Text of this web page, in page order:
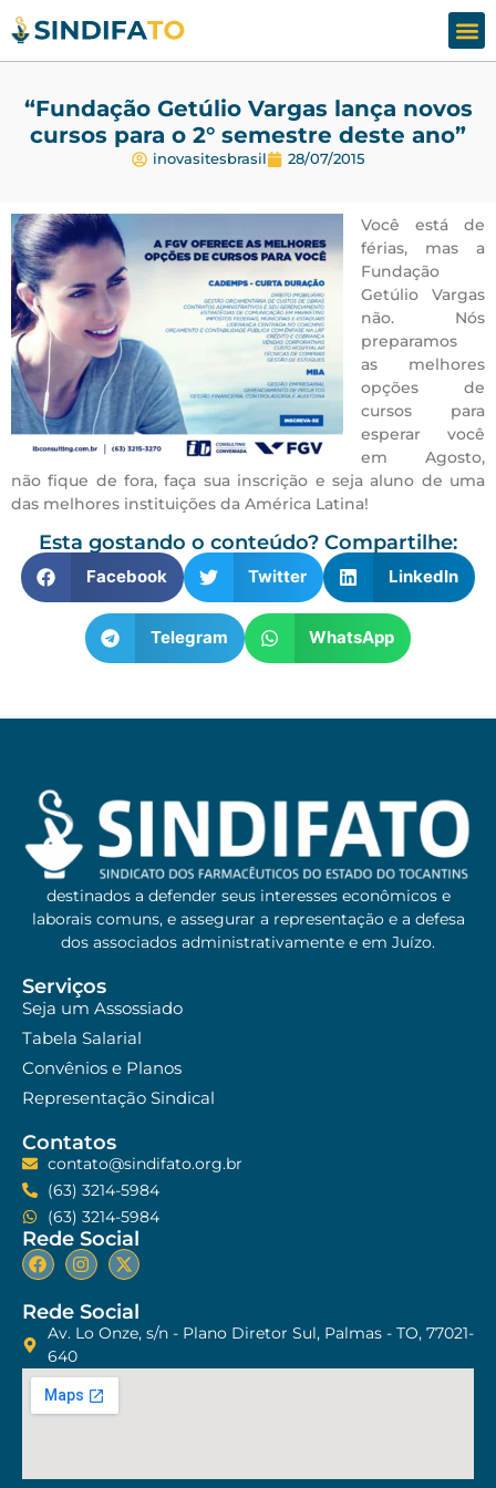
“Fundação Getúlio Vargas lança novos
cursos para o 2° semestre deste ano”
inovasitesbrasil 28/07/2015
Você está de
férias, mas a
Fundação
Getúlio Vargas
não. Nós
preparamos
as melhores
opções de
cursos para
esperar você
em Agosto,
não fique de fora, faça sua inscrição e seja aluno de uma
das melhores instituições da América Latina!
Esta gostando o conteúdo? Compartilhe:
Facebook Twitter LinkedIn
Telegram WhatsApp
destinados a defender seus interesses econômicos e
laborais comuns, e assegurar a representação e a defesa
dos associados administrativamente e em Juízo.
Serviços
Seja um Assossiado
Tabela Salarial
Convênios e Planos
Representação Sindical
Contatos
contato@sindifato.org.br
(63) 3214-5984
(63) 3214-5984
Rede Social
Rede Social
Av. Lo Onze, s/n - Plano Diretor Sul, Palmas - TO, 77021-
640